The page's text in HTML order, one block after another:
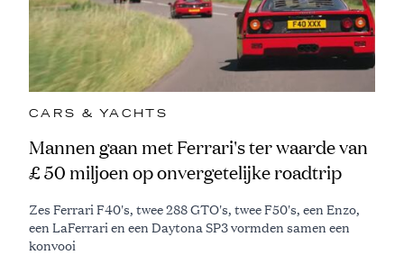
CARS & YACHTS
Mannen gaan met Ferrari's ter waarde van
£ 50 miljoen op onvergetelijke roadtrip
Zes Ferrari F40's, twee 288 GTO's, twee F50's, een Enzo,
een LaFerrari en een Daytona SP3 vormden samen een
konvooi